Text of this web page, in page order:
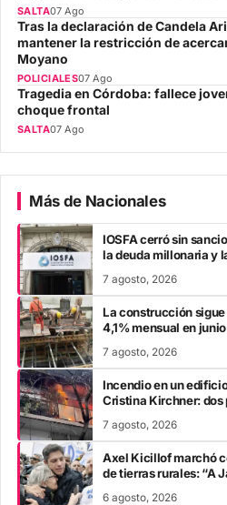
SALTA07 Ago
Tras la declaración de Candela
mantener la restricción de
Moyano
POLICIALES07 Ago
Tragedia en Córdoba: fallece
choque frontal
SALTA07 Ago
Más de Nacionales
IOSFA cerró sin
la deuda millonaria y
7 agosto, 2026
La construcción
4,1% mensual en
7 agosto, 2026
Incendio en un
Cristina Kirchner: dos
7 agosto, 2026
Axel Kicillof marchó
de tierras rurales: “A
6 agosto, 2026